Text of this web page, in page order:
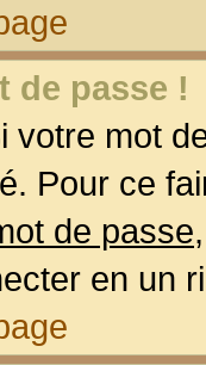
de passe !
votre mot
Pour ce
de passe
en un